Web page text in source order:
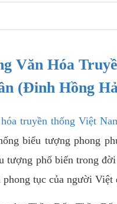
Văn Hóa
(Đinh Hồng
truyền thống Việt
biểu tượng phong
tượng phổ biến trong
tục của người Việt